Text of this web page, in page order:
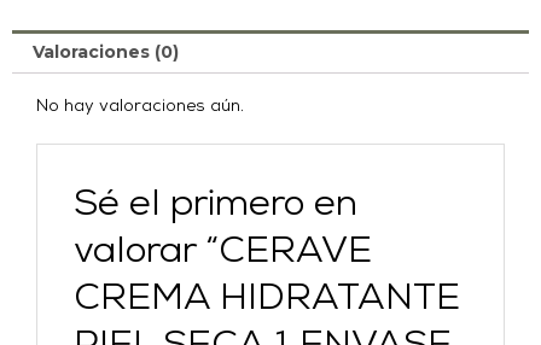
Valoraciones (0)
No hay valoraciones aún.
Sé el primero en
valorar “CERAVE
CREMA HIDRATANTE